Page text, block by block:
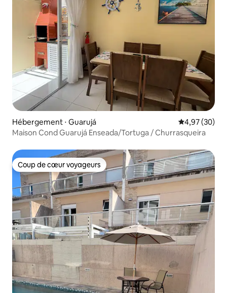
Hébergement ⋅ Guarujá Évaluation
4,97 (30)
Maison Cond Guarujá Enseada/Tortuga / Churrasqueira
Coup de cœur voyageurs
Coup de cœur voyageurs